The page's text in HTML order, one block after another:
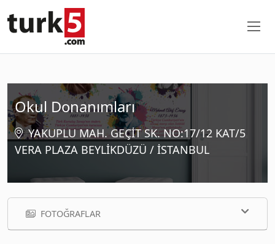
Okul Donanımları
YAKUPLU MAH. GEÇİT SK. NO:17/12 KAT/5
VERA PLAZA BEYLİKDÜZÜ / İSTANBUL
FOTOĞRAFLAR